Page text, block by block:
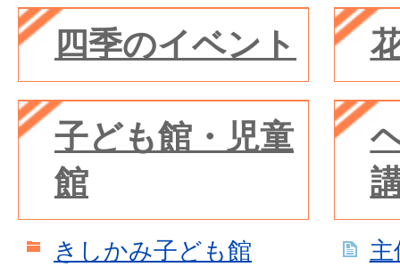
四季のイベント
子ども館・児童
館
きしかみ子ども館